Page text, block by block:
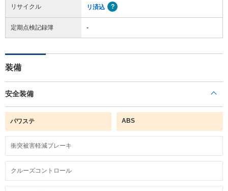
リサイクル リ済込
定期点検記録簿 -
装備
安全装備
パワステ ABS
衝突被害軽減ブレーキ
クルーズコントロール